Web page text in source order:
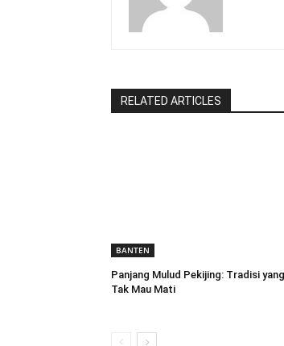
RELATED ARTICLES
BANTEN
Panjang Mulud Pekijing: Tradisi yang
Tak Mau Mati